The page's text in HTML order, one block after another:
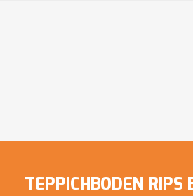
TEPPICHBODEN RIPS